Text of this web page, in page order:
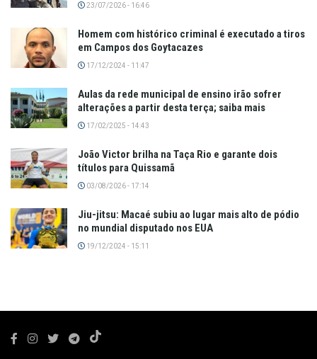
23/07/2026 - 16:46
Homem com histórico criminal é executado a tiros
em Campos dos Goytacazes
17/12/2024 - 11:47
Aulas da rede municipal de ensino irão sofrer
alterações a partir desta terça; saiba mais
17/02/2025 - 14:43
João Victor brilha na Taça Rio e garante dois
títulos para Quissamã
03/08/2026 - 17:14
Jiu-jitsu: Macaé subiu ao lugar mais alto de pódio
no mundial disputado nos EUA
19/12/2024 - 15:11